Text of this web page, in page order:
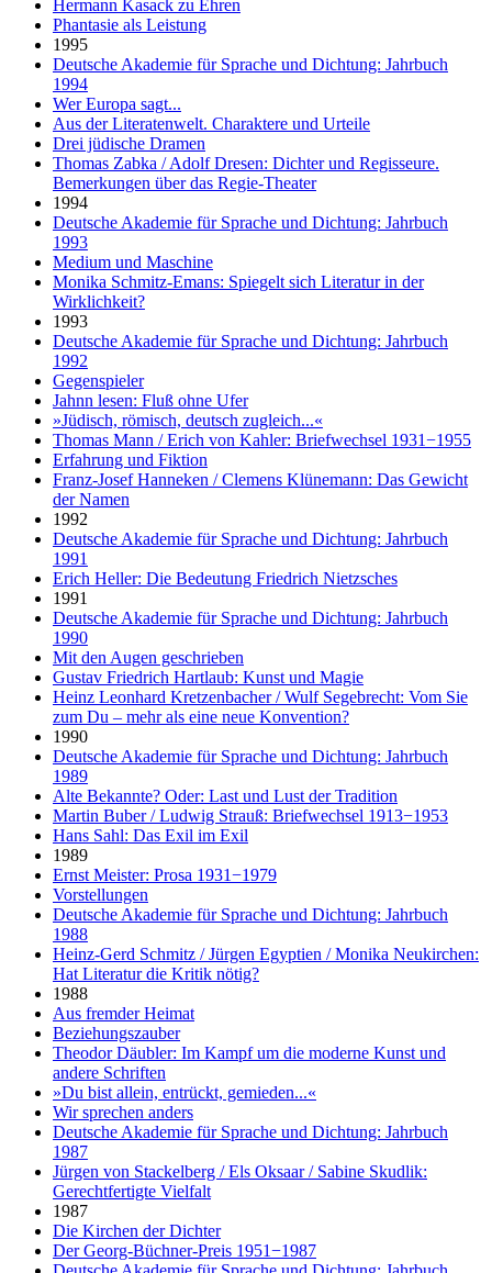
Hermann Kasack zu Ehren
Phantasie als Leistung
1995
Deutsche Akademie für Sprache und Dichtung: Jahrbuch
1994
Wer Europa sagt...
Aus der Literatenwelt. Charaktere und Urteile
Drei jüdische Dramen
Thomas Zabka / Adolf Dresen: Dichter und Regisseure.
Bemerkungen über das Regie-Theater
1994
Deutsche Akademie für Sprache und Dichtung: Jahrbuch
1993
Medium und Maschine
Monika Schmitz-Emans: Spiegelt sich Literatur in der
Wirklichkeit?
1993
Deutsche Akademie für Sprache und Dichtung: Jahrbuch
1992
Gegenspieler
Jahnn lesen: Fluß ohne Ufer
»Jüdisch, römisch, deutsch zugleich...«
Thomas Mann / Erich von Kahler: Briefwechsel 1931−1955
Erfahrung und Fiktion
Franz-Josef Hanneken / Clemens Klünemann: Das Gewicht
der Namen
1992
Deutsche Akademie für Sprache und Dichtung: Jahrbuch
1991
Erich Heller: Die Bedeutung Friedrich Nietzsches
1991
Deutsche Akademie für Sprache und Dichtung: Jahrbuch
1990
Mit den Augen geschrieben
Gustav Friedrich Hartlaub: Kunst und Magie
Heinz Leonhard Kretzenbacher / Wulf Segebrecht: Vom Sie
zum Du – mehr als eine neue Konvention?
1990
Deutsche Akademie für Sprache und Dichtung: Jahrbuch
1989
Alte Bekannte? Oder: Last und Lust der Tradition
Martin Buber / Ludwig Strauß: Briefwechsel 1913−1953
Hans Sahl: Das Exil im Exil
1989
Ernst Meister: Prosa 1931−1979
Vorstellungen
Deutsche Akademie für Sprache und Dichtung: Jahrbuch
1988
Heinz-Gerd Schmitz / Jürgen Egyptien / Monika Neukirchen:
Hat Literatur die Kritik nötig?
1988
Aus fremder Heimat
Beziehungszauber
Theodor Däubler: Im Kampf um die moderne Kunst und
andere Schriften
»Du bist allein, entrückt, gemieden...«
Wir sprechen anders
Deutsche Akademie für Sprache und Dichtung: Jahrbuch
1987
Jürgen von Stackelberg / Els Oksaar / Sabine Skudlik:
Gerechtfertigte Vielfalt
1987
Die Kirchen der Dichter
Der Georg-Büchner-Preis 1951−1987